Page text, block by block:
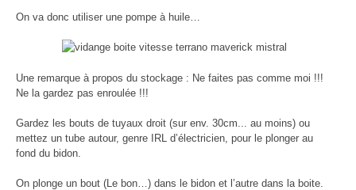
On va donc utiliser une pompe à huile…
Une remarque à propos du stockage : Ne faites pas comme moi !!!
Ne la gardez pas enroulée !!!
Gardez les bouts de tuyaux droit (sur env. 30cm... au moins) ou
mettez un tube autour, genre IRL d’électricien, pour le plonger au
fond du bidon.
On plonge un bout (Le bon…) dans le bidon et l’autre dans la boite.